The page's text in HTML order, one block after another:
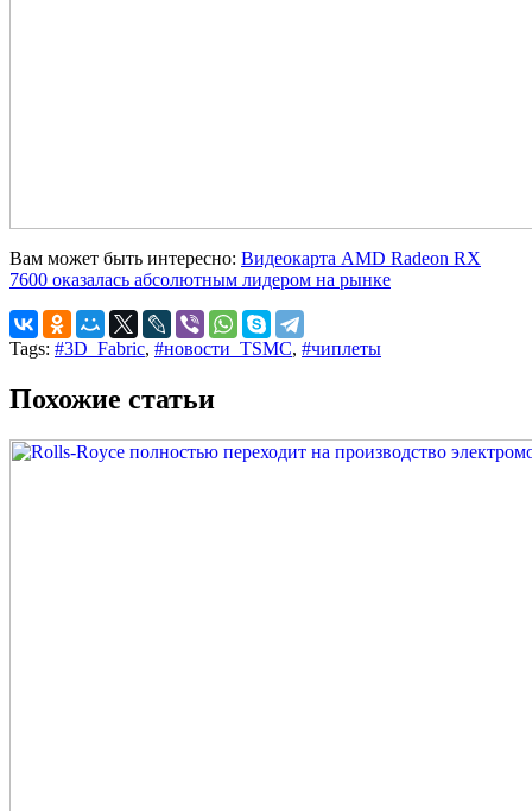
Вам может быть интересно: Видеокарта AMD Radeon RX
7600 оказалась абсолютным лидером на рынке
Tags: #3D_Fabric, #новости_TSMC, #чиплеты
Похожие статьи